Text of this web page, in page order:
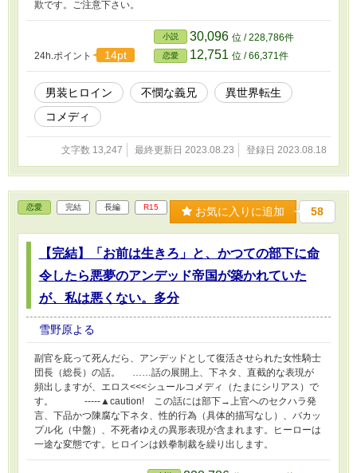
欺です。ご注意下さい。
24h.ポイント 14pt
小説 30,096 位 / 228,786件
恋愛 12,751 位 / 66,371件
男装ヒロイン 不憫な義兄
異世界転生
コメディ
文字数 13,247 最終更新日 2023.08.23 登録日 2023.08.18
恋愛 完結 長編 R15 お気に入りに追加 58
【完結】「お前は生きろ」と、かつての部下に命
令したら悪夢のアンデッド帝国が築かれていた
が、私は悪くない。多分
雪野原よる
副官を庇って死んだら、アンデッドとして復活させられた女性騎士
団長（総長）の話。 ……話の展開上、下ネタ、直截的な表現が
頻出しますが、エロス<<<シュールコメディ（たまにシリアス）で
す。 -----▲caution! この話には部下→上官へのセクハラ発
言、下品かつ陳腐な下ネタ、性的行為（具体的描写なし）、バカッ
プル化（中盤）、不死者ゆえの異形表現が含まれます。ヒーローは
一途な変態です。ヒロインは鉄拳制裁を繰り出します。